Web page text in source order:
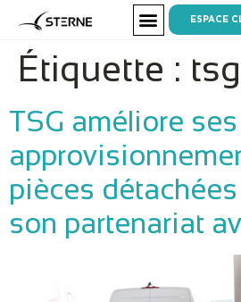
ESPACE
Étiquette : tsg
TSG améliore ses
pièces
son partenariat